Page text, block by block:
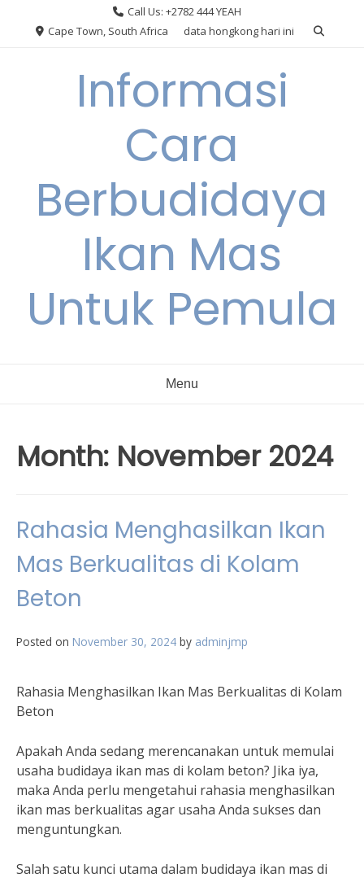
Call Us: +2782 444 YEAH
Cape Town, South Africa
data hongkong hari ini
Informasi
Cara
Berbudidaya
Ikan Mas
Untuk Pemula
Menu
Month: November 2024
Rahasia Menghasilkan Ikan
Mas Berkualitas di Kolam
Beton
Posted on November 30, 2024 by adminjmp
Rahasia Menghasilkan Ikan Mas Berkualitas di Kolam
Beton
Apakah Anda sedang merencanakan untuk memulai
usaha budidaya ikan mas di kolam beton? Jika iya,
maka Anda perlu mengetahui rahasia menghasilkan
ikan mas berkualitas agar usaha Anda sukses dan
menguntungkan.
Salah satu kunci utama dalam budidaya ikan mas di